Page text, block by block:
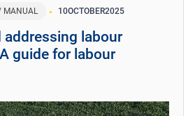
MANUAL 10OCTOBER2025
addressing labour
guide for labour